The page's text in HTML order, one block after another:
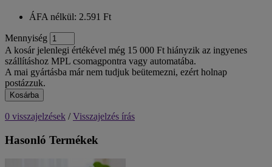
ÁFA nélkül: 2.591 Ft
Mennyiség
A kosár jelenlegi értékével még 15 000 Ft hiányzik az ingyenes
szállításhoz MPL csomagpontra vagy automatába.
A mai gyártásba már nem tudjuk beütemezni, ezért holnap
postázzuk.
Kosárba
0 visszajelzések /Visszajelzés írás
Hasonló Termékek